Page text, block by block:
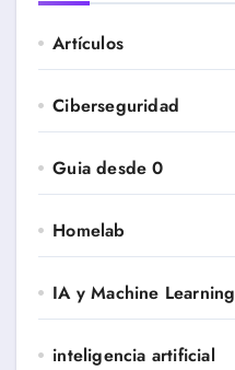
Artículos
Ciberseguridad
Guia desde 0
Homelab
IA y Machine Learning
inteligencia artificial